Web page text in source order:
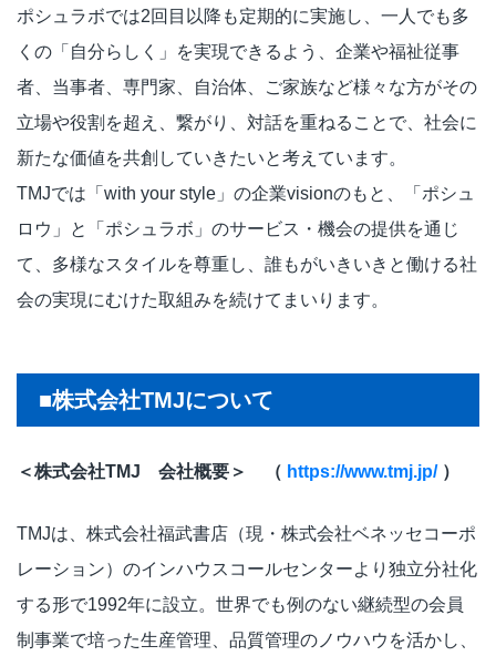
ポシュラボでは2回目以降も定期的に実施し、一人でも多
くの「自分らしく」を実現できるよう、企業や福祉従事
者、当事者、専門家、自治体、ご家族など様々な方がその
立場や役割を超え、繋がり、対話を重ねることで、社会に
新たな価値を共創していきたいと考えています。
TMJでは「with your style」の企業visionのもと、「ポシュ
ロウ」と「ポシュラボ」のサービス・機会の提供を通じ
て、多様なスタイルを尊重し、誰もがいきいきと働ける社
会の実現にむけた取組みを続けてまいります。
■株式会社TMJについて
＜株式会社TMJ 会社概要＞ （ https://www.tmj.jp/）
TMJは、株式会社福武書店（現・株式会社ベネッセコーポ
レーション）のインハウスコールセンターより独立分社化
する形で1992年に設立。世界でも例のない継続型の会員
制事業で培った生産管理、品質管理のノウハウを活かし、